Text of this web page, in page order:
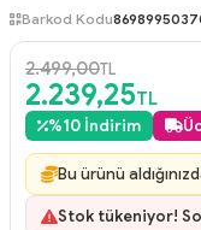
Barkod Kodu
2.499,00TL
2.239,25TL
%10 İndirim
Bu ürünü
Stok tükeniyor!